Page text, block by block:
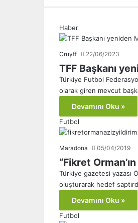
Haber
Cruyff 22/06/2023
TFF Başkanı
Türkiye Futbol
olarak giren mevcut
Devamını Oku »
Futbol
Maradona 05/04/2019
“Fikret
Türkiye gazetesi yazası
oluşturarak hedef
Devamını Oku »
Futbol